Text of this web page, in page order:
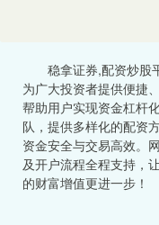
稳拿证券,配资炒股
为广大投资者提供便捷
帮助用户实现资金杠杆
队，提供多样化的配资
资金安全与交易高效。
及开户流程全程支持，
的财富增值更进一步！